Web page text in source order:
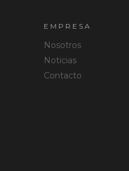
EMPRESA
Nosotros
Noticias
Contacto